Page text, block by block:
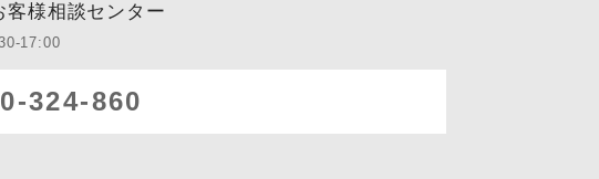
客様相談センター
17:00
324-860